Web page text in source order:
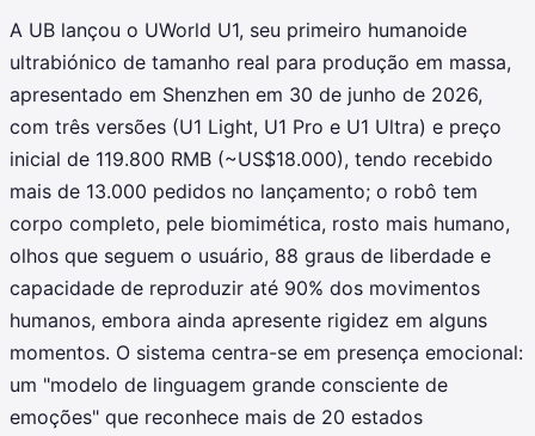
A UB lançou o UWorld U1, seu primeiro humanoide
ultrabiónico de tamanho real para produção em massa,
apresentado em Shenzhen em 30 de junho de 2026,
com três versões (U1 Light, U1 Pro e U1 Ultra) e preço
inicial de 119.800 RMB (~US$18.000), tendo recebido
mais de 13.000 pedidos no lançamento; o robô tem
corpo completo, pele biomimética, rosto mais humano,
olhos que seguem o usuário, 88 graus de liberdade e
capacidade de reproduzir até 90% dos movimentos
humanos, embora ainda apresente rigidez em alguns
momentos. O sistema centra-se em presença emocional:
um "modelo de linguagem grande consciente de
emoções" que reconhece mais de 20 estados